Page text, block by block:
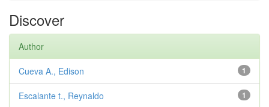
Discover
Author
1
Cueva A., Edison
1
Escalante t., Reynaldo